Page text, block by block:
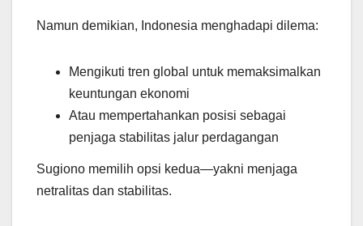
Namun demikian, Indonesia menghadapi dilema:
Mengikuti tren global untuk memaksimalkan
keuntungan ekonomi
Atau mempertahankan posisi sebagai
penjaga stabilitas jalur perdagangan
Sugiono memilih opsi kedua—yakni menjaga
netralitas dan stabilitas.